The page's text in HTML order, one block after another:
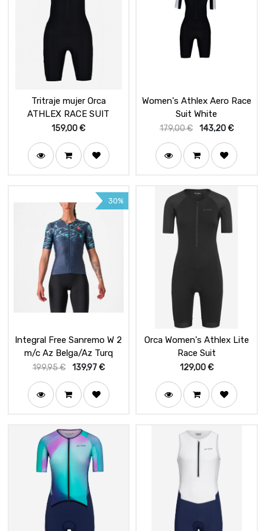
Tritraje mujer Orca
ATHLEX RACE SUIT
159,00€
Women's Athlex Aero Race
Suit White
179,00€ 143,20€
30%
Integral Free Sanremo W 2
m/c Az Belga/Az Turq
199,95€ 139,97€
Orca Women's Athlex Lite
Race Suit
129,00€